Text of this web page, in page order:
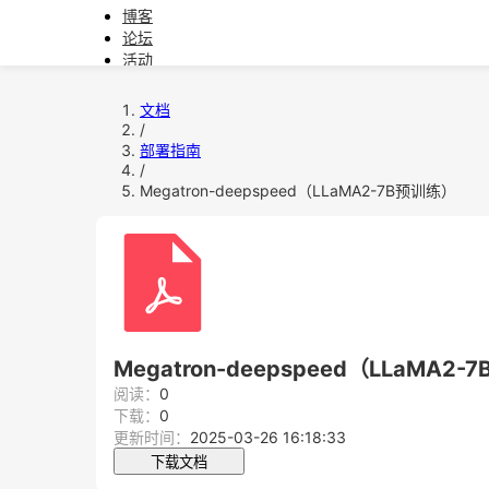
博客
论坛
活动
软件下载
教育
问题反馈
文档
/
部署指南
/
Megatron-deepspeed（LLaMA2-7B预训练）
Megatron-deepspeed（LLaMA2-7B
阅读： 0
下载： 0
更新时间： 2025-03-26 16:18:33
下载文档